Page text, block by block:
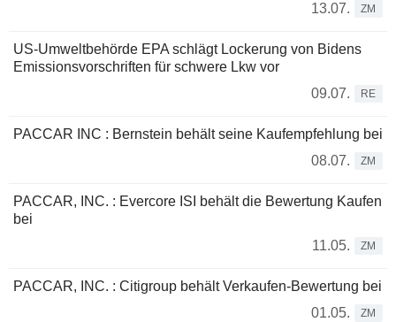
13.07.
ZM
US-Umweltbehörde EPA schlägt Lockerung von Bidens
Emissionsvorschriften für schwere Lkw vor
09.07.
RE
PACCAR INC : Bernstein behält seine Kaufempfehlung bei
08.07.
ZM
PACCAR, INC. : Evercore ISI behält die Bewertung Kaufen
bei
11.05.
ZM
PACCAR, INC. : Citigroup behält Verkaufen-Bewertung bei
01.05.
ZM